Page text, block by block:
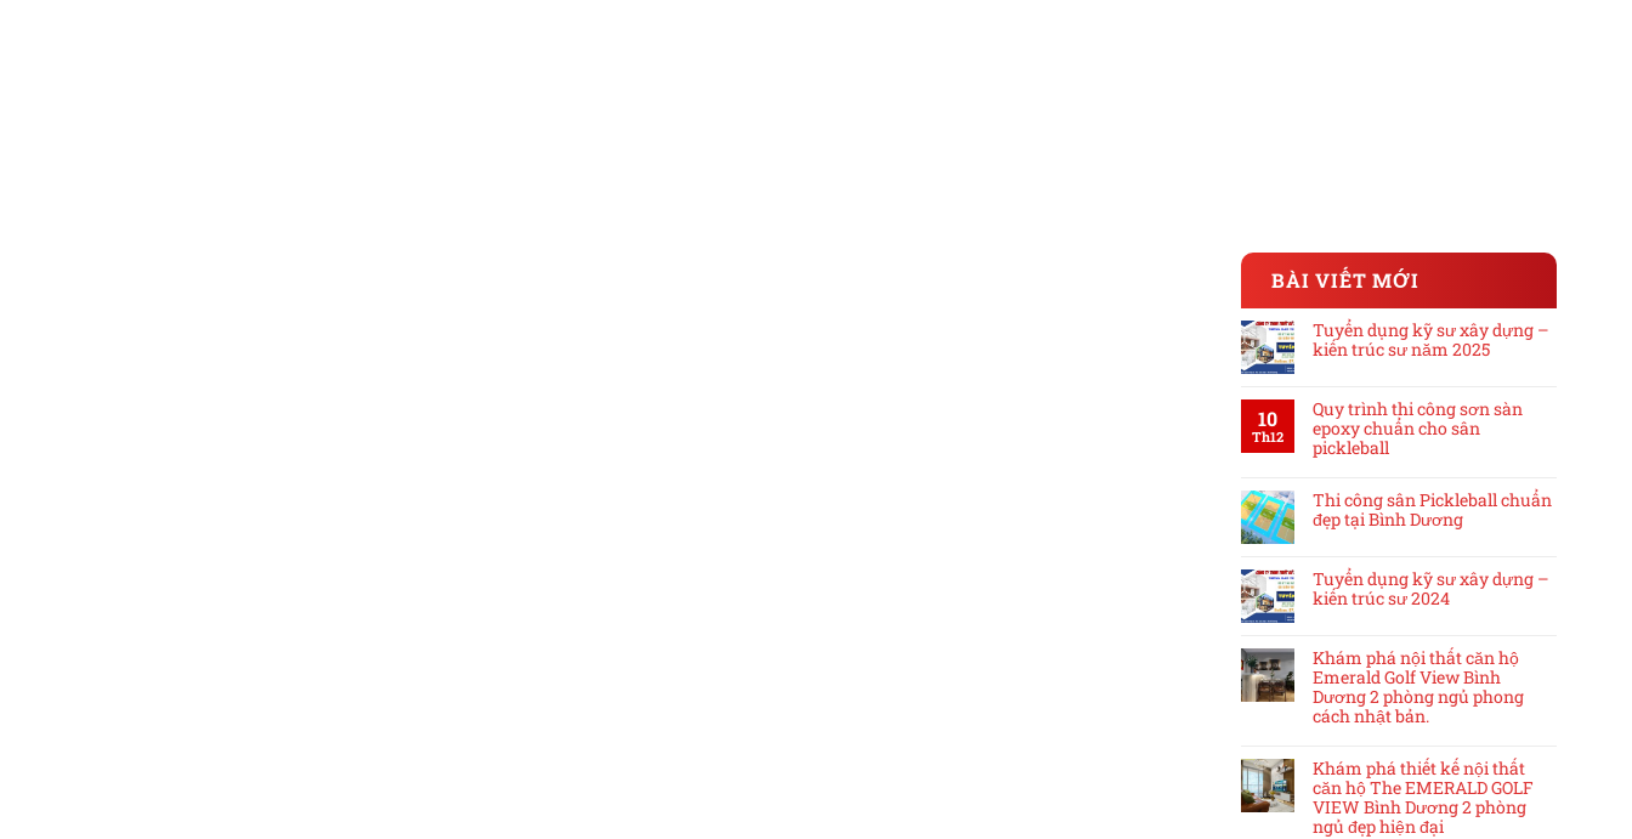
BÀI VIẾT MỚI
Tuyển dụng kỹ sư xây dựng –
kiến trúc sư năm 2025
10
Th12
Quy trình thi công sơn sàn
epoxy chuẩn cho sân
pickleball
Thi công sân Pickleball chuẩn
đẹp tại Bình Dương
Tuyển dụng kỹ sư xây dựng –
kiến trúc sư 2024
Khám phá nội thất căn hộ
Emerald Golf View Bình
Dương 2 phòng ngủ phong
cách nhật bản.
Khám phá thiết kế nội thất
căn hộ The EMERALD GOLF
VIEW Bình Dương 2 phòng
ngủ đẹp hiện đại